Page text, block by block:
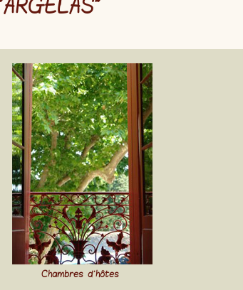
ARGELAS"
Chambres d'hôtes